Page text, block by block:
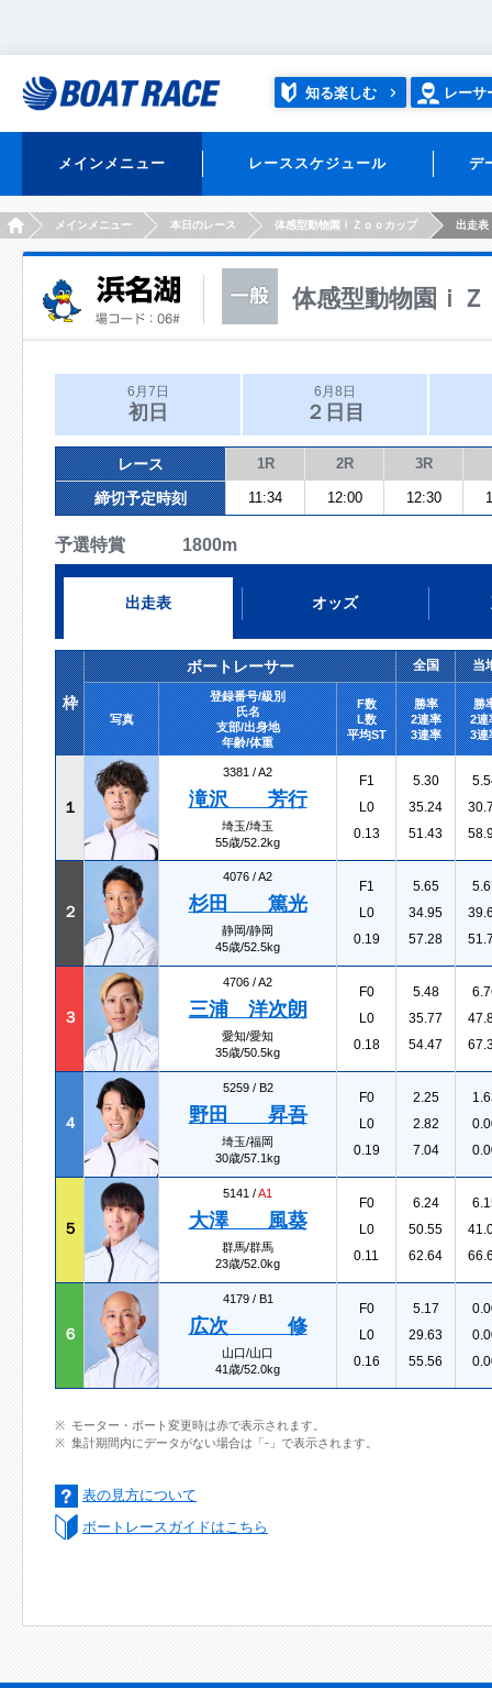
知る楽しむ レーサ
メインメニュー レーススケジュール デ
HOMEメインメニュー 本日のレース 体感型動物園ｉＺｏｏカップ 出走表
体感型動物園ｉ
6月7日
初日
6月8日
２日目
レース 1R 2R 3R
締切予定時刻 11:34 12:00 12:30
予選特賞 1800m
出走表 オッズ
枠
ボートレーサー 全国 当
写真
登録番号/級別
氏名
支部/出身地
年齢/体重
F数
L数
平均ST
勝率
2連率
3連率
勝
2連
3連
１
3381 /A2
滝沢 芳行
埼玉/埼玉
55歳/52.2kg
F1
L0
0.13
5.30
35.24
51.43
２
4076 /A2
杉田 篤光
静岡/静岡
45歳/52.5kg
F1
L0
0.19
5.65
34.95
57.28
３
4706 /A2
三浦 洋次朗
愛知/愛知
35歳/50.5kg
F0
L0
0.18
5.48
35.77
54.47
４
5259 / B2
野田 昇吾
埼玉/福岡
30歳/57.1kg
F0
L0
0.19
2.25
2.82
7.04
５
5141 /A1
大澤 風葵
群馬/群馬
23歳/52.0kg
F0
L0
0.11
6.24
50.55
62.64
６
4179 / B1
広次 修
山口/山口
41歳/52.0kg
F0
L0
0.16
5.17
29.63
55.56
モーター・ボート変更時は赤で表示されます。
集計期間内にデータがない場合は「-」で表示されます。
表の見方について
ボートレースガイドはこちら